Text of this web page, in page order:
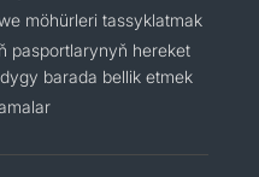
möhürleri tassyklatmak
pasportlarynyň hereket
barada bellik etmek